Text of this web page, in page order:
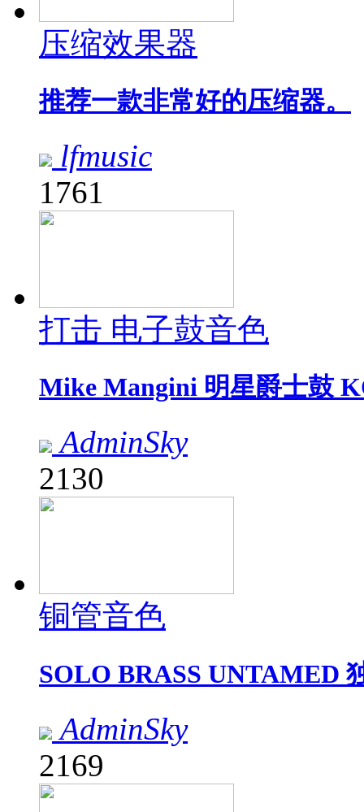
压缩效果器
推荐一款非常好的压缩器。
lfmusic
1761
打击 电子鼓音色
Mike Mangini 明星爵士鼓
AdminSky
2130
铜管音色
SOLO BRASS UNTAMED
AdminSky
2169